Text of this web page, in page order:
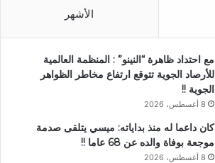
الأشهر
مع احتداد ظاهرة “النينو” : المنظمة العالمية
للأرصاد الجوية تتوقع ارتفاع مخاطر الظواهر
الجوية !!
8 أغسطس، 2026
كان داعما له منذ بداياته: ميسي يتلقى صدمة
موجعة بوفاة والده عن 68 عاما !!
8 أغسطس، 2026